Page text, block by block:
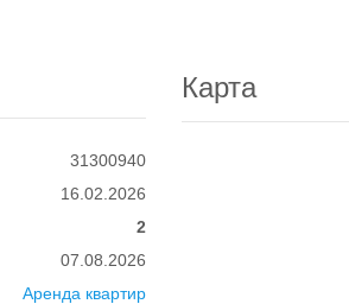
31300940
16.02.2026
2
07.08.2026
Аренда квартир
Карта